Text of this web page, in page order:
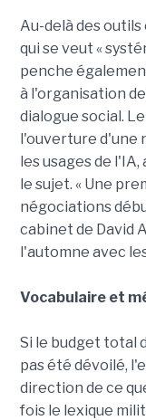
Au-delà des outils
qui se veut «
penche
à l'organisation
dialogue social.
l'ouverture d'une
les usages de
le sujet. « Une
négociations
cabinet de David
l'automne avec
Vocabulaire et
Si le budget total
pas été dévoilé,
direction de ce
fois le lexique